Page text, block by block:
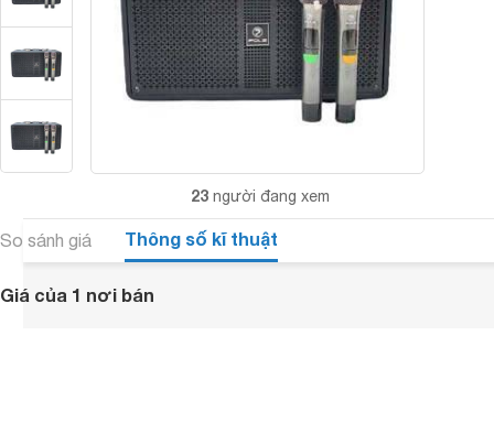
23 người đang xem
So sánh giá Thông số kĩ thuật
Giá của 1 nơi bán